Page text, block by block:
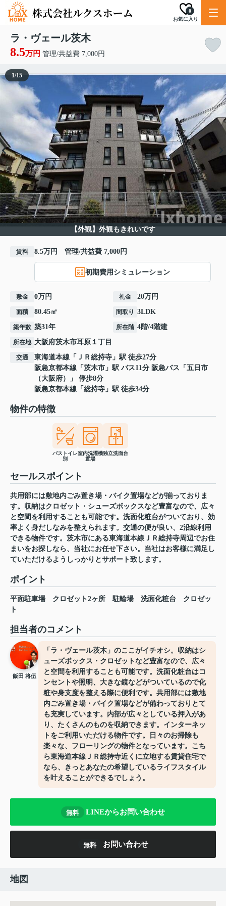
お気に入り
0
ラ・ヴェール茨木
8.5万円 管理/共益費 7,000円
【外観】外観もきれいです
1/15
賃料 8.5万円 管理/共益費 7,000円
初期費用シミュレーション
敷金 0万円 礼金 20万円
面積 80.45㎡ 間取り 3LDK
築年数 築31年 所在階 4階/4階建
所在地 大阪府茨木市耳原 １丁目
交通 東海道本線 「 ＪＲ総持寺 」駅 徒歩27分
阪急京都本線 「 茨木市 」駅 バス11分 阪急バス「五日市
（大阪府）」 停歩8分
阪急京都本線 「 総持寺 」駅 徒歩34分
物件の特徴
バストイレ
別
室内洗濯機
置場
独立洗面台
セールスポイント
共用部には敷地内ごみ置き場・バイク置場などが揃っておりま
す。収納はクロゼット・シューズボックスなど豊富なので、広々
と空間を利用することも可能です。洗面化粧台がついており、効
率よく身だしなみを整えられます。交通の便が良い、2沿線利用
できる物件です。茨木市にある東海道本線ＪＲ総持寺周辺でお住
まいをお探しなら、当社にお任せ下さい。当社はお客様に満足し
ていただけるようしっかりとサポート致します。
ポイント
平面駐車場 クロゼット2ヶ所 駐輪場 洗面化粧台
クロゼッ
ト
担当者のコメント
飯田 将伍
「ラ・ヴェール茨木」のここがイチオシ。収納はシ
ューズボックス・クロゼットなど豊富なので、広々
と空間を利用することも可能です。洗面化粧台はコ
ンセントや照明、大きな鏡などがついているので化
粧や身支度を整える際に便利です。共用部には敷地
内ごみ置き場・バイク置場などが備わっておりとて
も充実しています。内部が広々としている押入があ
り、たくさんのものを収納できます。インターネッ
トをご利用いただける物件です。日々のお掃除も
楽々な、フローリングの物件となっています。こち
ら東海道本線ＪＲ総持寺近くに立地する賃貸住宅で
なら、きっとあなたの希望しているライフスタイル
を叶えることができるでしょう。
無料 LINEからお問い合わせ
無料 お問い合わせ
地図